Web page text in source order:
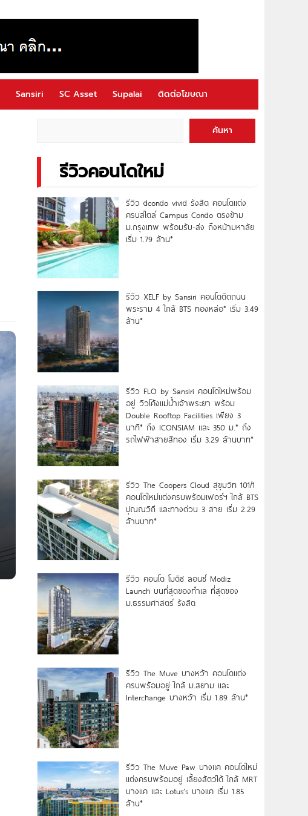
Sansiri SC Asset Supalai ติดต่อโฆษณา
ค้นหา
รีวิวคอนโดใหม่
รีวิว dcondo vivid รังสิต คอนโดแต่ง
ครบสไตล์ Campus Condo ตรงข้าม
ม.กรุงเทพ พร้อมรับ-ส่ง ถึงหน้ามหาลัย
เริ่ม 1.79 ล้าน*
รีวิว XELF by Sansiri คอนโดติดถนน
พระราม 4 ใกล้ BTS ทองหล่อ* เริ่ม 3.49
ล้าน*
รีวิว FLO by Sansiri คอนโดใหม่พร้อม
อยู่ วิวโค้งแม่น้ำเจ้าพระยา พร้อม
Double Rooftop Facilities เพียง 3
นาที* ถึง ICONSIAM และ 350 ม.* ถึง
รถไฟฟ้าสายสีทอง เริ่ม 3.29 ล้านบาท*
รีวิว The Coopers Cloud สุขุมวิท 101/1
คอนโดใหม่แต่งครบพร้อมเฟอร์ฯ ใกล้ BTS
ปุณณวิถี และทางด่วน 3 สาย เริ่ม 2.29
ล้านบาท*
รีวิว คอนโด โมดิซ ลอนซ์ Modiz
Launch บนที่สุดของทำเล ที่สุดของ
ม.ธรรมศาสตร์ รังสิต
รีวิว The Muve บางหว้า คอนโดแต่ง
ครบพร้อมอยู่ ใกล้ ม.สยาม และ
Interchange บางหว้า เริ่ม 1.89 ล้าน*
รีวิว The Muve Paw บางแค คอนโดใหม่
แต่งครบพร้อมอยู่ เลี้ยงสัตว์ได้ ใกล้ MRT
บางแค และ Lotus’s บางแค เริ่ม 1.85
ล้าน*